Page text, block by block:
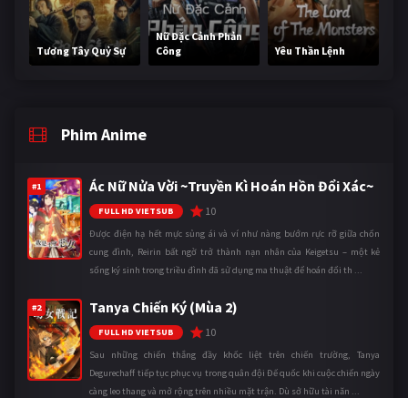
Tương Tây Quỷ Sự
Nữ Đặc Cảnh Phản
Công
Yêu Thần Lệnh
Phim Anime
#1 Ác Nữ Nửa Vời ~Truyền Kì Hoán Hồn Đổi Xác~
FULL HD VIETSUB 10
Được điện hạ hết mực sủng ái và ví như nàng bướm rực rỡ giữa chốn
cung đình, Reirin bất ngờ trở thành nạn nhân của Keigetsu – một kẻ
sống ký sinh trong triều đình đã sử dụng ma thuật để hoán đổi th ...
#2 Tanya Chiến Ký (Mùa 2)
FULL HD VIETSUB 10
Sau những chiến thắng đầy khốc liệt trên chiến trường, Tanya
Degurechaff tiếp tục phục vụ trong quân đội Đế quốc khi cuộc chiến ngày
càng leo thang và mở rộng trên nhiều mặt trận. Dù sở hữu tài năn ...